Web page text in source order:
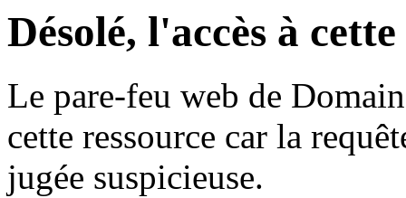
Désolé, l'accès à
Le pare-feu web de
cette ressource car la
jugée suspicieuse.